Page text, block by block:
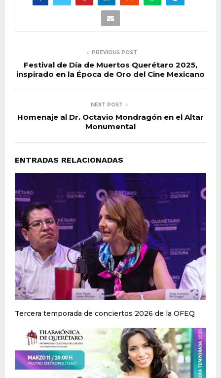
PREVIOUS POST
Festival de Día de Muertos Querétaro 2025,
inspirado en la Época de Oro del Cine Mexicano
NEXT POST
Homenaje al Dr. Octavio Mondragón en el Altar
Monumental
ENTRADAS RELACIONADAS
Tercera temporada de conciertos 2026 de la OFEQ